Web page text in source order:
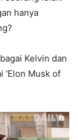
hanya
Kelvin dan
Musk of